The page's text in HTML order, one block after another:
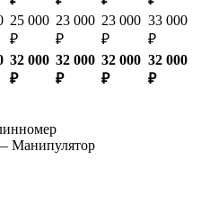
25 000
₽
23 000
₽
23 000
₽
33 000
₽
32 000
₽
32 000
₽
32 000
₽
32 000
₽
Манипулятор